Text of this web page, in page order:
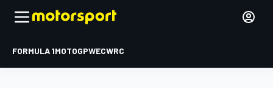
FORMULA 1MOTOGPWECWRC